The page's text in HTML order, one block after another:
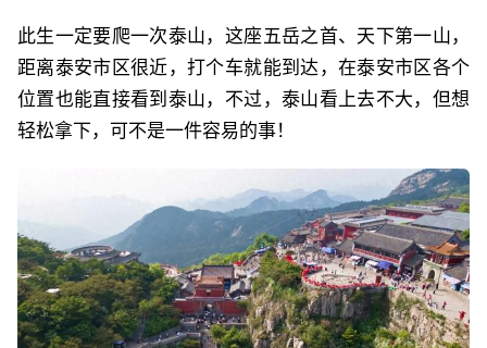
此生一定要爬一次泰山，这座五岳之首、天下第一山，
距离泰安市区很近，打个车就能到达，在泰安市区各个
位置也能直接看到泰山，不过，泰山看上去不大，但想
轻松拿下，可不是一件容易的事！